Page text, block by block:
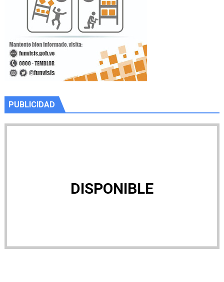
PUBLICIDAD
DISPONIBLE